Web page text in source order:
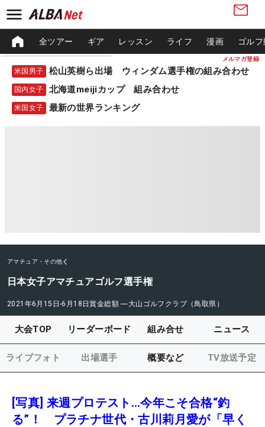
メルマガ登録
全ツアー ギア レッスン ライフ 漫画 ゴル
米国男子 松山英樹ら出場 ウィンダム選手権の組み合わせ
国内女子 北海道meijiカップ 組み合わせ
米国女子 最新の世界ランキング
アマチュア・その他
日本女子アマチュアゴルフ選手権
2021年6月15日-6月18日賞金総額 ―大山ゴルフクラブ（鳥取県）
大会TOP リーダーボード 組み合せ ニュース
ライブフォト 出場選手 概要など TV放送予定
[写真] 来週プロテスト…今年こそ合格“釣
る”！ プラチナ世代・古川莉月愛が「早く